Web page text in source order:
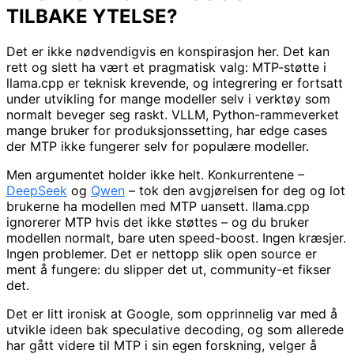
TILBAKE YTELSE?
Det er ikke nødvendigvis en konspirasjon her. Det kan
rett og slett ha vært et pragmatisk valg: MTP-støtte i
llama.cpp er teknisk krevende, og integrering er fortsatt
under utvikling for mange modeller selv i verktøy som
normalt beveger seg raskt. VLLM, Python-rammeverket
mange bruker for produksjonssetting, har edge cases
der MTP ikke fungerer selv for populære modeller.
Men argumentet holder ikke helt. Konkurrentene –
DeepSeek og Qwen – tok den avgjørelsen for deg og lot
brukerne ha modellen med MTP uansett. llama.cpp
ignorerer MTP hvis det ikke støttes – og du bruker
modellen normalt, bare uten speed-boost. Ingen kræsjer.
Ingen problemer. Det er nettopp slik open source er
ment å fungere: du slipper det ut, community-et fikser
det.
Det er litt ironisk at Google, som opprinnelig var med å
utvikle ideen bak speculative decoding, og som allerede
har gått videre til MTP i sin egen forskning, velger å